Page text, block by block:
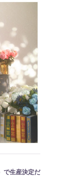
で生産決定だ